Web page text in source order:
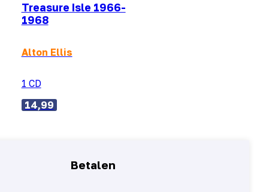
Treasure Isle 1966-
1968
Alton Ellis
1 CD
14,99
Betalen